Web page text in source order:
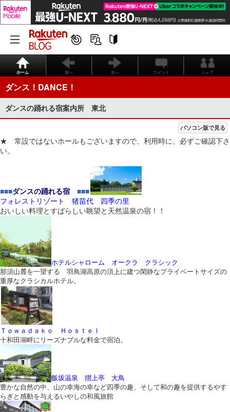
ホーム 前へ 次へ コメント シェア
ダンス！DANCE！
ダンスの踊れる宿案内所 東北
パソコン版で見る
★ 常設ではないホールもございますので、利用時に、必ずご確認下さ
い。
■■■ダンスの踊れる宿 ■■■
フォレストリゾート 猪苗代 四季の里
おいしい料理とすばらしい眺望と天然温泉の宿！！
ホテルシャローム オークラ クラシック
那須山麓を一望する 羽鳥湖高原の頂上に建つ閑静なプライベートサイズの
重厚なクラシカルホテル。
Ｔｏｗａｄａｋｏ Ｈｏｓｔｅｌ
十和田湖畔にリーズナブルな料金で宿泊。
飯坂温泉 摺上亭 大鳥
豊かな自然の中、山の幸海の幸など四季の趣、そして和の趣を提供するやす
らぎと感動を与えるいやしの和風旅館